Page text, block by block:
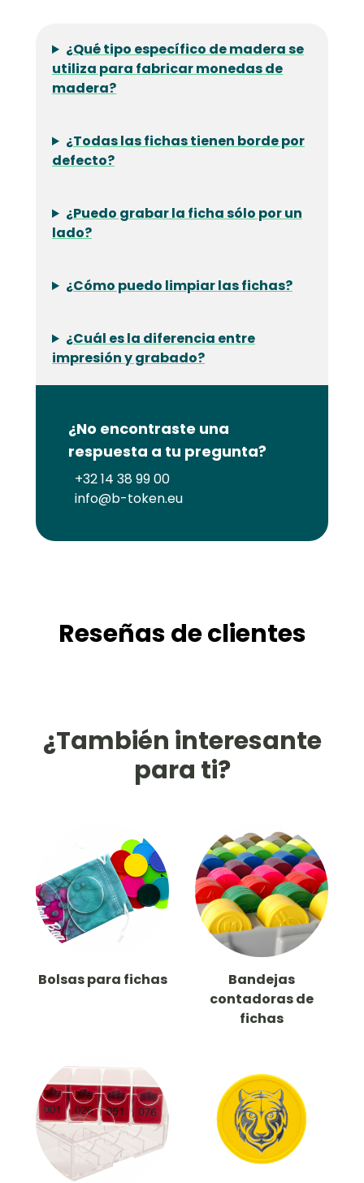
¿Qué tipo específico de madera se
utiliza para fabricar monedas de
madera?
¿Todas las fichas tienen borde por
defecto?
¿Puedo grabar la ficha sólo por un
lado?
¿Cómo puedo limpiar las fichas?
¿Cuál es la diferencia entre
impresión y grabado?
¿No encontraste una
respuesta a tu pregunta?
+32 14 38 99 00
info@b-token.eu
Reseñas de clientes
¿También interesante
para ti?
Bolsas para fichas
Bandejas
contadoras de
fichas